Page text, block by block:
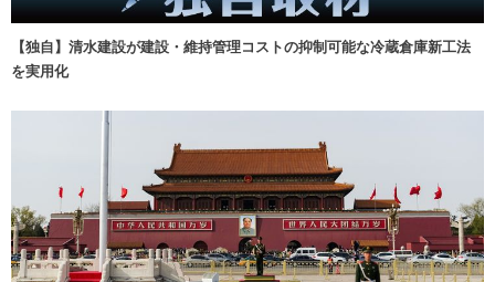
【独自】清水建設が建設・維持管理コストの抑制可能な冷蔵倉庫新工法
を実用化